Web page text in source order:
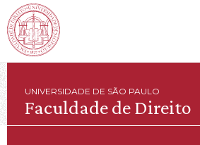
UNIVERSIDADE DE SÃO PAULO
Faculdade de Direito